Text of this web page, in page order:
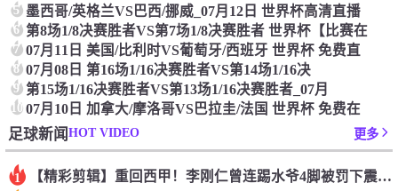
5 墨西哥/英格兰VS巴西/挪威_07月12日 世界杯高清直播
6 第8场1/8决赛胜者VS第7场1/8决赛胜者 世界杯【比赛在
7 07月11日 美国/比利时VS葡萄牙/西班牙 世界杯 免费直
8 07月08日 第16场1/16决赛胜者VS第14场1/16决
9 第15场1/16决赛胜者VS第13场1/16决赛胜者_07月
1007月10日 加拿大/摩洛哥VS巴拉圭/法国 世界杯 免费在
足球新闻HOT VIDEO 更多
1 【精彩剪辑】重回西甲！李刚仁曾连踢水爷4脚被罚下震惊足坛